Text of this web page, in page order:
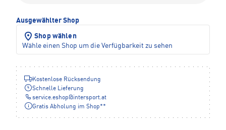
Ausgewählter Shop
Shop wählen
Wähle einen Shop um die Verfügbarkeit zu sehen
Kostenlose Rücksendung
Schnelle Lieferung
service.eshop@ intersport.at
Gratis Abholung im Shop**